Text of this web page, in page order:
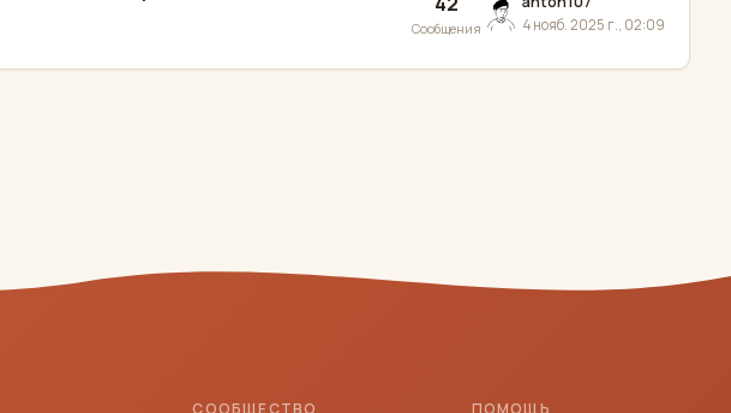
Сообщения 4 нояб. 2025 г., 02:09
СООБЩЕСТВО ПОМОЩЬ